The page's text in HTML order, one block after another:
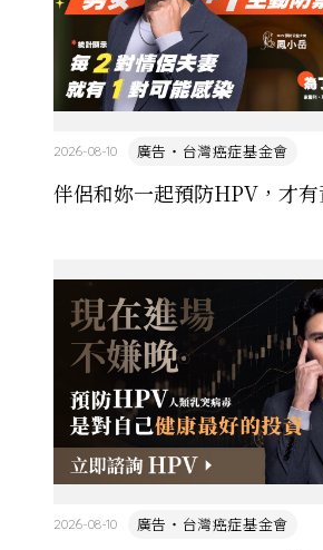
伴侶和妳一起預防HPV，才有
廣告・台灣癌症基金會
2026-08-10
廣告・台灣癌症基金會
2026-08-10